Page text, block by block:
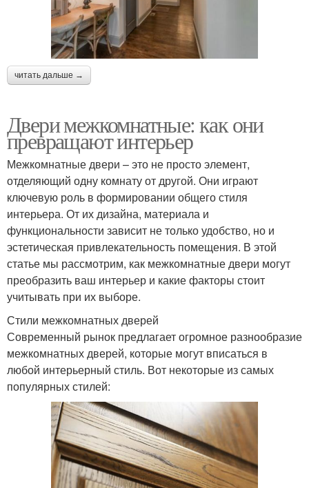
читать дальше →
Двери межкомнатные: как они
превращают интерьер
Межкомнатные двери – это не просто элемент,
отделяющий одну комнату от другой. Они играют
ключевую роль в формировании общего стиля
интерьера. От их дизайна, материала и
функциональности зависит не только удобство, но и
эстетическая привлекательность помещения. В этой
статье мы рассмотрим, как межкомнатные двери могут
преобразить ваш интерьер и какие факторы стоит
учитывать при их выборе.
Стили межкомнатных дверей
Современный рынок предлагает огромное разнообразие
межкомнатных дверей, которые могут вписаться в
любой интерьерный стиль. Вот некоторые из самых
популярных стилей: